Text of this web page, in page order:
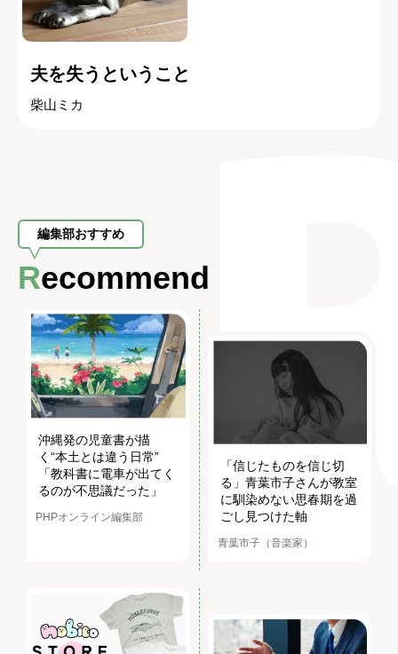
夫を失うということ
柴山ミカ
編集部おすすめ
Recommend
沖縄発の児童書が描
く“本土とは違う日常”
「教科書に電車が出てく
るのが不思議だった」
PHPオンライン編集部
「信じたものを信じ切
る」青葉市子さんが教室
に馴染めない思春期を過
ごし見つけた軸
青葉市子（音楽家）